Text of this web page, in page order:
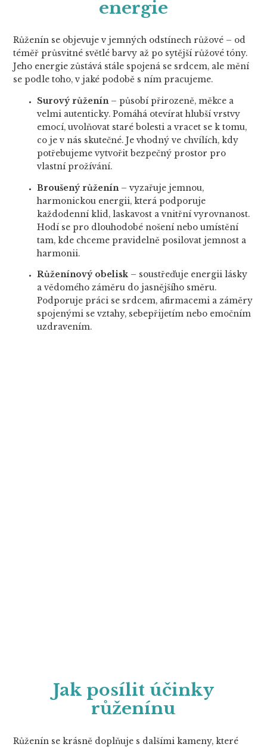
energie
Růženín se objevuje v jemných odstínech růžové – od
téměř průsvitné světlé barvy až po sytější růžové tóny.
Jeho energie zůstává stále spojená se srdcem, ale mění
se podle toho, v jaké podobě s ním pracujeme.
Surový růženín– působí přirozeně, měkce a
velmi autenticky. Pomáhá otevírat hlubší vrstvy
emocí, uvolňovat staré bolesti a vracet se k tomu,
co je v nás skutečné. Je vhodný ve chvílích, kdy
potřebujeme vytvořit bezpečný prostor pro
vlastní prožívání.
Broušený růženín– vyzařuje jemnou,
harmonickou energii, která podporuje
každodenní klid, laskavost a vnitřní vyrovnanost.
Hodí se pro dlouhodobé nošení nebo umístění
tam, kde chceme pravidelně posilovat jemnost a
harmonii.
Růženínový obelisk– soustřeďuje energii lásky
a vědomého záměru do jasnějšího směru.
Podporuje práci se srdcem, afirmacemi a záměry
spojenými se vztahy, sebepřijetím nebo emočním
uzdravením.
Jak posílit účinky
růženínu
Růženín se krásně doplňuje s dalšími kameny, které